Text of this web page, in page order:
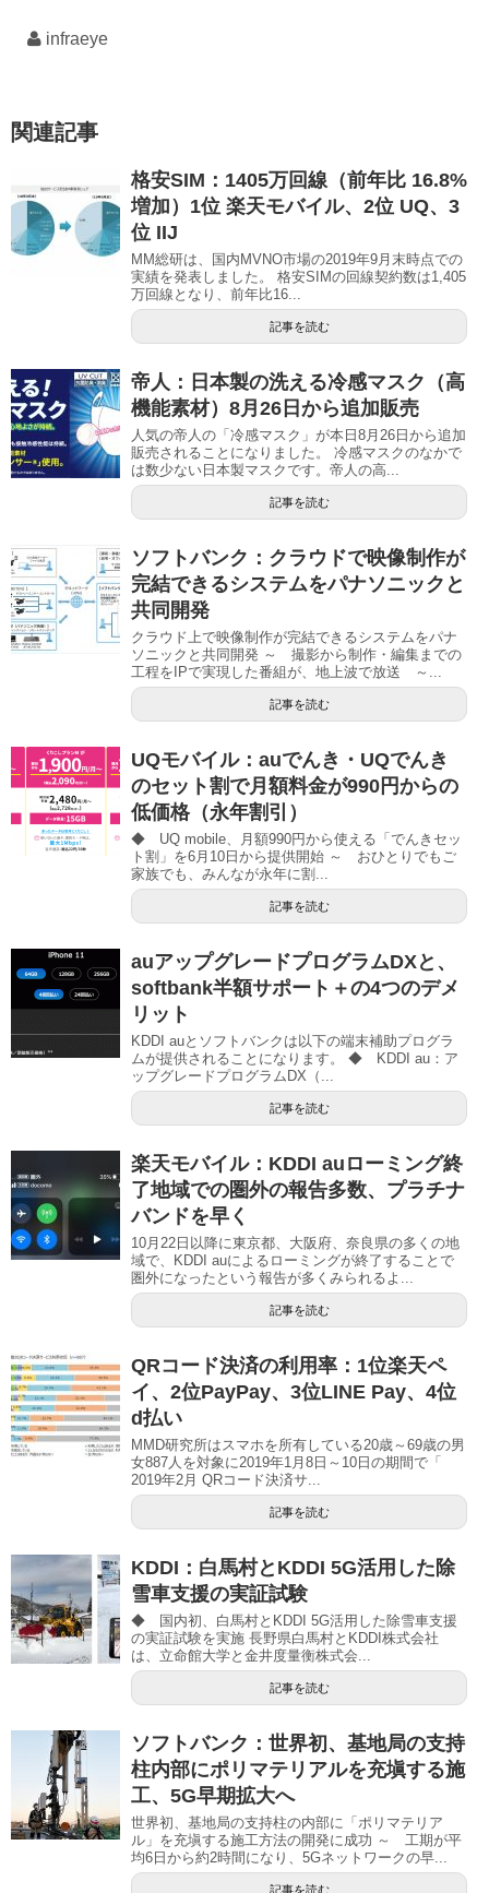
infraeye
関連記事
格安SIM：1405万回線（前年比 16.8%
増加）1位 楽天モバイル、2位 UQ、3
位 IIJ
MM総研は、国内MVNO市場の2019年9月末時点での
実績を発表しました。 格安SIMの回線契約数は1,405
万回線となり、前年比16...
記事を読む
帝人：日本製の洗える冷感マスク（高
機能素材）8月26日から追加販売
人気の帝人の「冷感マスク」が本日8月26日から追加
販売されることになりました。 冷感マスクのなかで
は数少ない日本製マスクです。帝人の高...
記事を読む
ソフトバンク：クラウドで映像制作が
完結できるシステムをパナソニックと
共同開発
クラウド上で映像制作が完結できるシステムをパナ
ソニックと共同開発 ～ 撮影から制作・編集までの
工程をIPで実現した番組が、地上波で放送 ～...
記事を読む
UQモバイル：auでんき・UQでんき
のセット割で月額料金が990円からの
低価格（永年割引）
◆ UQ mobile、月額990円から使える「でんきセッ
ト割」を6月10日から提供開始 ～ おひとりでもご
家族でも、みんなが永年に割...
記事を読む
auアップグレードプログラムDXと、
softbank半額サポート＋の4つのデメ
リット
KDDI auとソフトバンクは以下の端末補助プログラ
ムが提供されることになります。 ◆ KDDI au：ア
ップグレードプログラムDX（...
記事を読む
楽天モバイル：KDDI auローミング終
了地域での圏外の報告多数、プラチナ
バンドを早く
10月22日以降に東京都、大阪府、奈良県の多くの地
域で、KDDI auによるローミングが終了することで
圏外になったという報告が多くみられるよ...
記事を読む
QRコード決済の利用率：1位楽天ペ
イ、2位PayPay、3位LINE Pay、4位
d払い
MMD研究所はスマホを所有している20歳～69歳の男
女887人を対象に2019年1月8日～10日の期間で「
2019年2月 QRコード決済サ...
記事を読む
KDDI：白馬村とKDDI 5G活用した除
雪車支援の実証試験
◆ 国内初、白馬村とKDDI 5G活用した除雪車支援
の実証試験を実施 長野県白馬村とKDDI株式会社
は、立命館大学と金井度量衡株式会...
記事を読む
ソフトバンク：世界初、基地局の支持
柱内部にポリマテリアルを充塡する施
工、5G早期拡大へ
世界初、基地局の支持柱の内部に「ポリマテリア
ル」を充塡する施工方法の開発に成功 ～ 工期が平
均6日から約2時間になり、5Gネットワークの早...
記事を読む